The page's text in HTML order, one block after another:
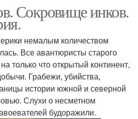
Сокровище инков.
немалым количеством
Все авантюристы старого
только что открытый континент,
Грабежи, убийства,
истории южной и северной
Слухи о несметном
будоражили.